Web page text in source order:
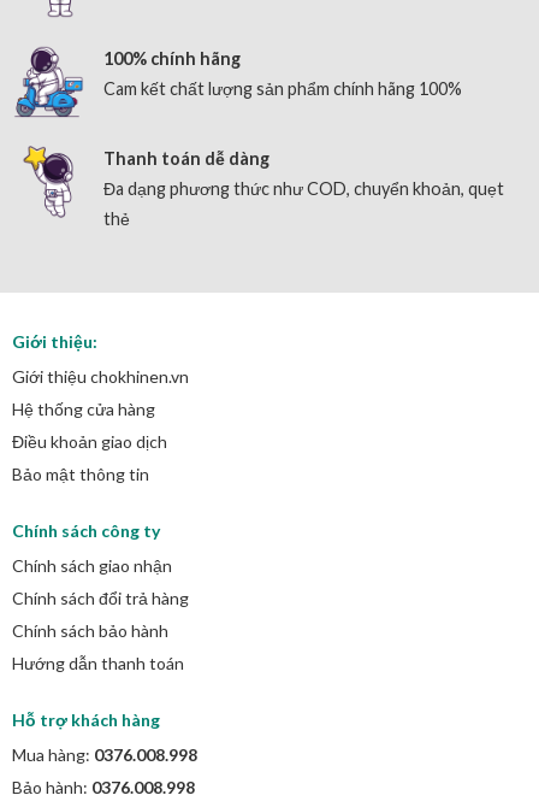
100% chính hãng
Cam kết chất lượng sản phẩm chính hãng 100%
Thanh toán dễ dàng
Đa dạng phương thức như COD, chuyển khoản, quẹt
thẻ
Giới thiệu:
Giới thiệu chokhinen.vn
Hệ thống cửa hàng
Điều khoản giao dịch
Bảo mật thông tin
Chính sách công ty
Chính sách giao nhận
Chính sách đổi trả hàng
Chính sách bảo hành
Hướng dẫn thanh toán
Hỗ trợ khách hàng
Mua hàng: 0376.008.998
Bảo hành: 0376.008.998